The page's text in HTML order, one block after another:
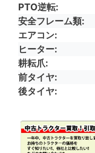
PTO逆転
安全フレーム類
エアコン
ヒーター
耕耘爪
前タイヤ
後タイヤ